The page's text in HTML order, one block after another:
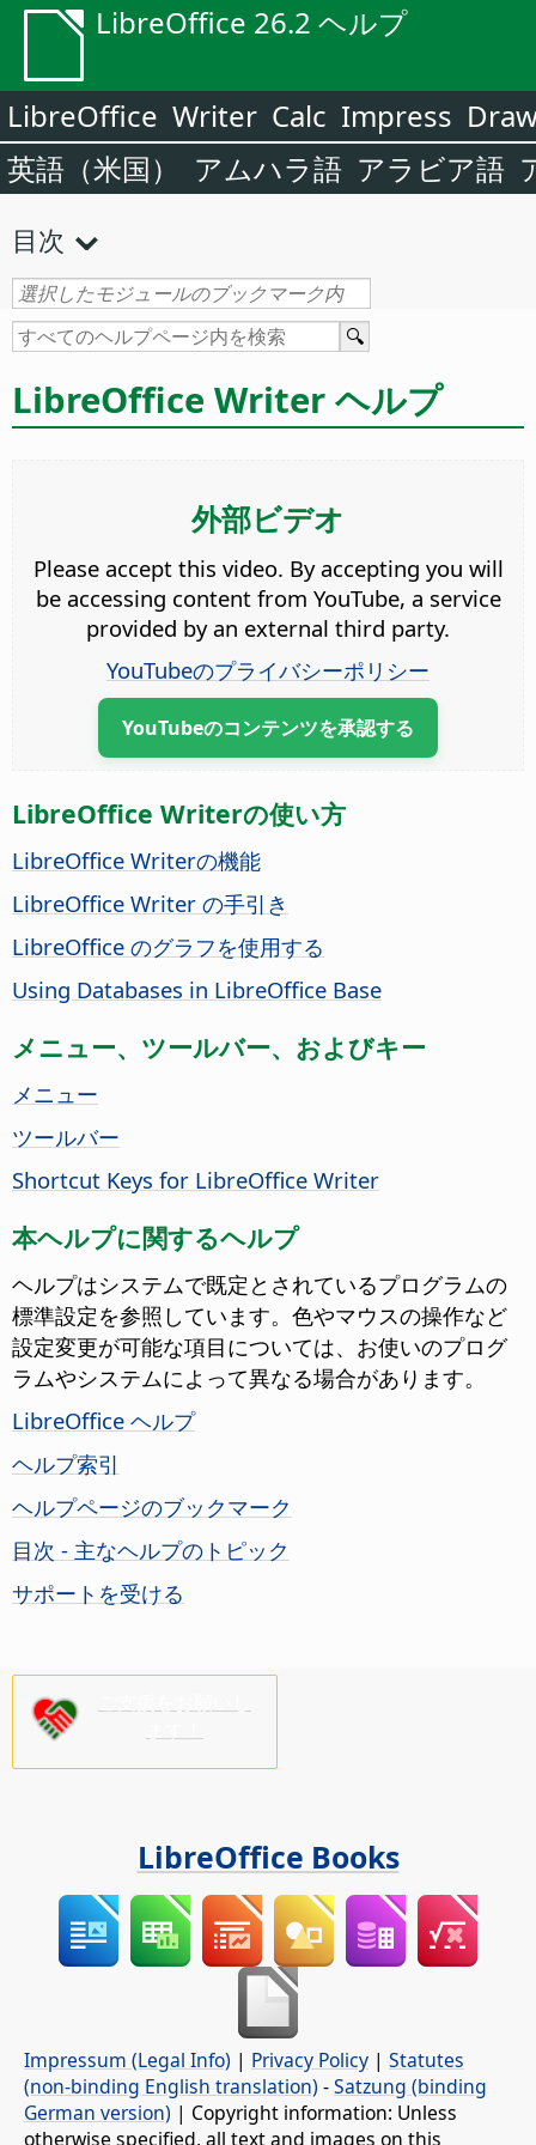
LibreOffice 26.2 ヘルプ
LibreOffice Writer Calc Impress
英語（米国）
アムハラ語 アラビア語
目次
LibreOffice Writer ヘルプ
外部ビデオ
Please accept this video. By accepting you will
be accessing content from YouTube, a service
provided by an external third party.
YouTubeのプライバシーポリシー
YouTubeのコンテンツを承認する
LibreOffice Writerの使い方
LibreOffice Writerの機能
LibreOffice Writer の手引き
LibreOffice のグラフを使用する
Using Databases in LibreOffice Base
メニュー、ツールバー、およびキー
メニュー
ツールバー
Shortcut Keys for LibreOffice Writer
本ヘルプに関するヘルプ
ヘルプはシステムで既定とされているプログラムの
標準設定を参照しています。色やマウスの操作など
設定変更が可能な項目については、お使いのプログ
ラムやシステムによって異なる場合があります。
LibreOffice ヘルプ
ヘルプ索引
ヘルプページのブックマーク
目次 - 主なヘルプのトピック
サポートを受ける
LibreOffice Books
Impressum (Legal Info) | Privacy Policy | Statutes
(non-binding English translation) -Satzung (binding
German version) | Copyright information: Unless
otherwise specified, all text and images on this